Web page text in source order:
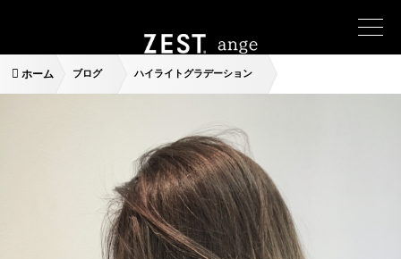
ホーム ブログ ハイライトグラデーション